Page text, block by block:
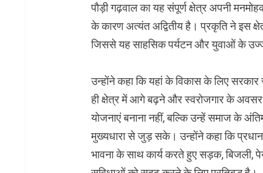
पौड़ी गढ़वाल का यह संपूर्ण क्षेत्र अपनी
के कारण अत्यंत अद्वितीय है। प्रकृति ने इस
जिससे यह साहसिक पर्यटन और युवाओं के
उन्होंने कहा कि यहां के विकास के लिए
ही क्षेत्र में आगे बढ़ने और स्वरोजगार के
योजनाएं बनाना नहीं, बल्कि उन्हें समाज के
मुख्यधारा से जुड़ सके। उन्होंने कहा कि
भावना के साथ कार्य करते हुए सड़क, बिजली,